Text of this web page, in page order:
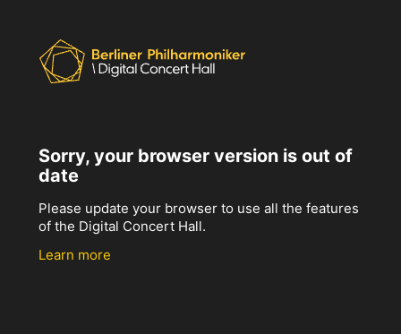
Sorry, your browser version is out of
date
Please update your browser to use all the features
of the Digital Concert Hall.
Learn more